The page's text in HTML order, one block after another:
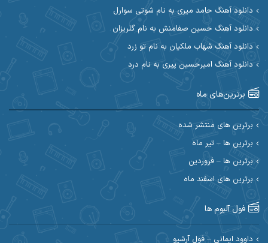
ابراهیم شمس ابوالحسن جاویدان
ابی حسینی
احسان آیینفر
احسان امیدوار
احسان حیدری احسان دریادل
احسان رمضانی احسان علیانی
احسان کریمی احسان کمری
احسان مرادیان احمد اسلامی
احمد بیرانوند
دانلود آهنگ حامد میری به نام شوتی سوارل
دانلود آهنگ حسین صفامنش به نام گلریزان
دانلود آهنگ شهاب ملکیان به نام تو زرد
دانلود آهنگ امیرحسین پیری به نام درد
برترین‌های ماه
برترین های منتشر شده
برترین ها – تیر ماه
برترین ها – فروردین
برترین های اسفند ماه
فول آلبوم ها
داوود ایمانی – فول آرشیو